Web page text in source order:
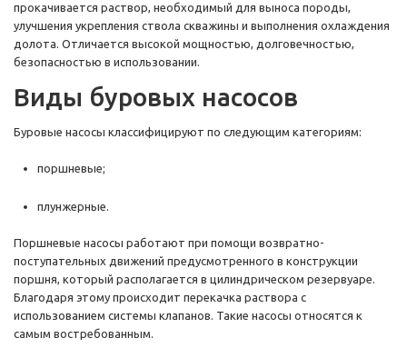
прокачивается раствор, необходимый для выноса породы,
улучшения укрепления ствола скважины и выполнения охлаждения
долота. Отличается высокой мощностью, долговечностью,
безопасностью в использовании.
Виды буровых насосов
Буровые насосы классифицируют по следующим категориям:
поршневые;
плунжерные.
Поршневые насосы работают при помощи возвратно-
поступательных движений предусмотренного в конструкции
поршня, который располагается в цилиндрическом резервуаре.
Благодаря этому происходит перекачка раствора с
использованием системы клапанов. Такие насосы относятся к
самым востребованным.